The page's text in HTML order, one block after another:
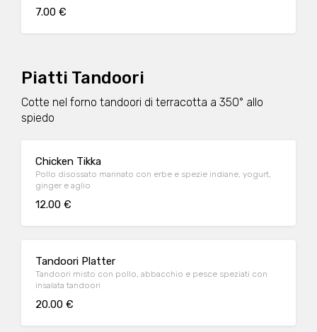
7.00 €
Piatti Tandoori
Cotte nel forno tandoori di terracotta a 350° allo
spiedo
Chicken Tikka
Pollo disossato marinato con erbe e spezie indiane, yogurt,
ginger e aglio
12.00 €
Tandoori Platter
Tandoori misto con pollo, abbacchio e pesce speziati con
insalata tandoori
20.00 €